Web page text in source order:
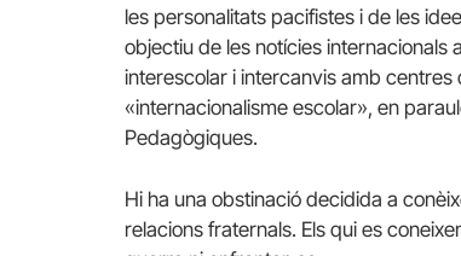
les personalitats pacifistes i de les
objectiu de les notícies
interescolar i intercanvis amb centres
«internacionalisme escolar», en
Pedagògiques.
Hi ha una obstinació decidida a
relacions fraternals. Els qui es